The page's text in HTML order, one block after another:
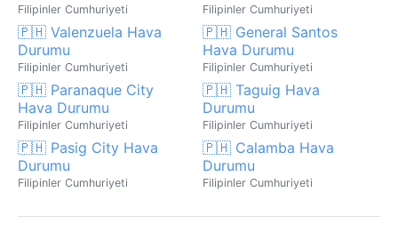
Filipinler Cumhuriyeti Filipinler Cumhuriyeti
🇵🇭 Valenzuela Hava
Durumu
Filipinler Cumhuriyeti
🇵🇭 General Santos
Hava Durumu
Filipinler Cumhuriyeti
🇵🇭 Paranaque City
Hava Durumu
Filipinler Cumhuriyeti
🇵🇭 Taguig Hava
Durumu
Filipinler Cumhuriyeti
🇵🇭 Pasig City Hava
Durumu
Filipinler Cumhuriyeti
🇵🇭 Calamba Hava
Durumu
Filipinler Cumhuriyeti